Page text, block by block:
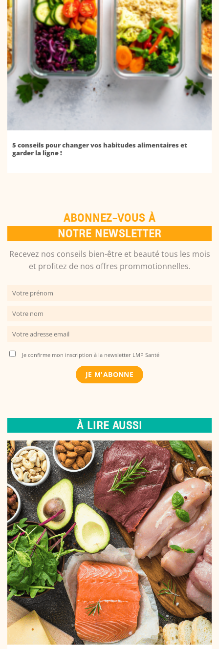
5 conseils pour changer vos habitudes alimentaires et
garder la ligne !
ABONNEZ-VOUS À
NOTRE NEWSLETTER
Recevez nos conseils bien-être et beauté tous les mois
et profitez de nos offres prommotionnelles.
Je confirme mon inscription à la newsletter LMP Santé
À LIRE AUSSI